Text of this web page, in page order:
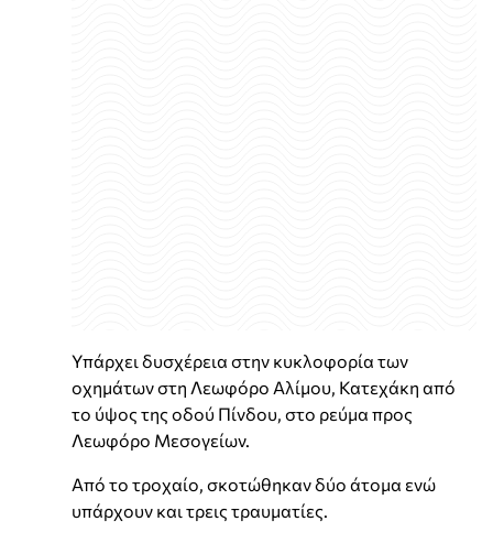
Υπάρχει δυσχέρεια στην κυκλοφορία των
οχημάτων στη Λεωφόρο Αλίμου, Κατεχάκη από
το ύψος της οδού Πίνδου, στο ρεύμα προς
Λεωφόρο Μεσογείων.
Από το τροχαίο, σκοτώθηκαν δύο άτομα ενώ
υπάρχουν και τρεις τραυματίες.